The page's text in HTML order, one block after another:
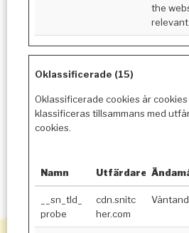
the
relevant.
Oklassificerade (15)
Oklassificerade cookies är
klassificeras tillsammans med
cookies.
Namn Utfärdare
__sn_tld_
probe
cdn.snitc
her.com